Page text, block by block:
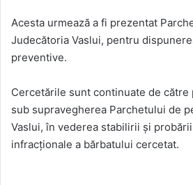
Acesta urmează a fi prezentat
Judecătoria Vaslui, pentru
preventive.
Cercetările sunt continuate de către
sub supravegherea Parchetului de
Vaslui, în vederea stabilirii și
infracționale a bărbatului cercetat.